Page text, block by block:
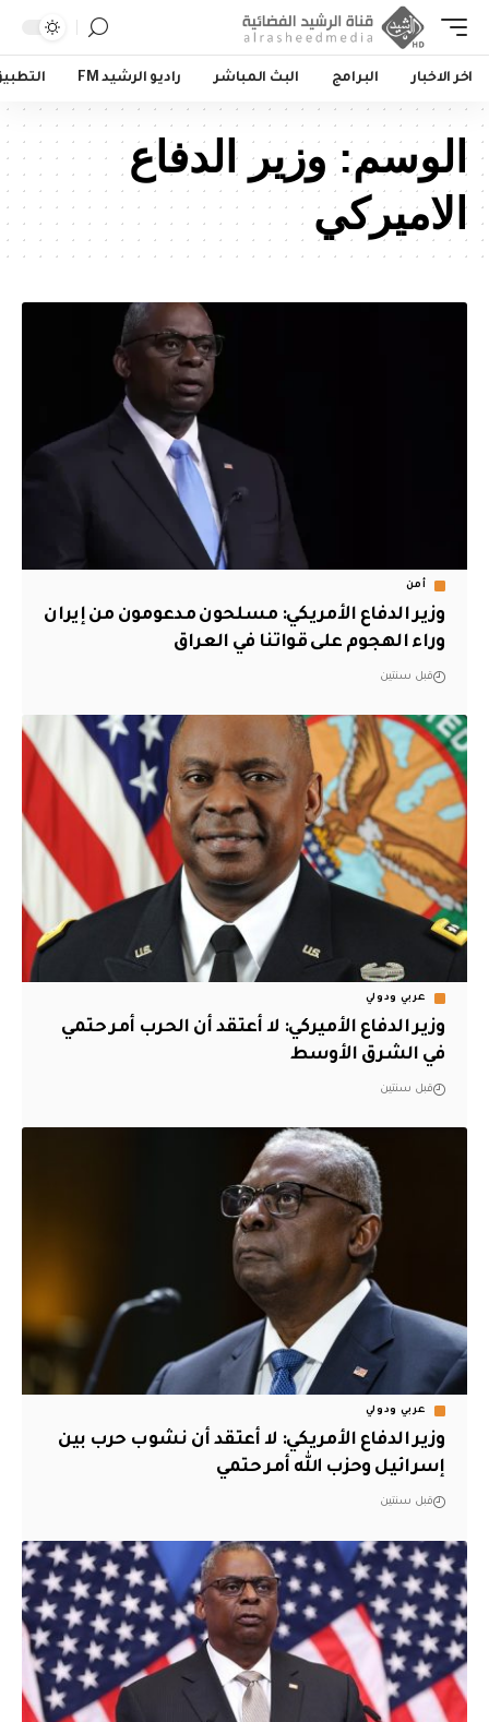
اخر الاخبار البرامج البث المباشر راديو الرشيد FM
الوسم:وزير الدفاع
الاميركي
أمن
وزير الدفاع الأمريكي: مسلحون مدعومون من إيران
وراء الهجوم على قواتنا في العراق
قبل سنتين
عربي ودولي
وزير الدفاع الأميركي: لا أعتقد أن الحرب أمر حتمي
في الشرق الأوسط
قبل سنتين
عربي ودولي
وزير الدفاع الأمريكي: لا أعتقد أن نشوب حرب بين
إسرائيل وحزب الله أمر حتمي
قبل سنتين